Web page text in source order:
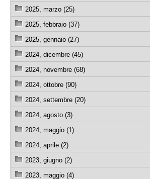
2025, marzo (25)
2025, febbraio (37)
2025, gennaio (27)
2024, dicembre (45)
2024, novembre (68)
2024, ottobre (90)
2024, settembre (20)
2024, agosto (3)
2024, maggio (1)
2024, aprile (2)
2023, giugno (2)
2023, maggio (4)